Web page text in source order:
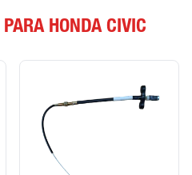
PARA HONDA CIVIC